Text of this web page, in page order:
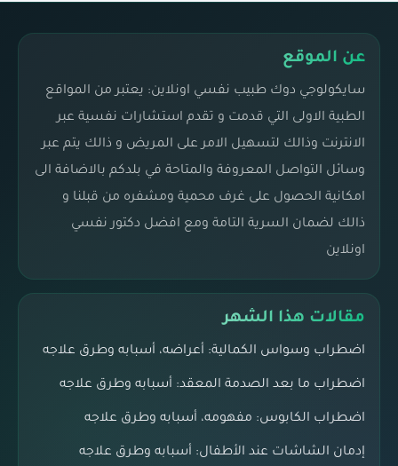
عن الموقع
سايكولوجي دوك طبيب نفسي اونلاين: يعتبر من المواقع
الطبية الاولى التي قدمت و تقدم استشارات نفسية عبر
الانترنت وذالك لتسهيل الامر على المريض و ذالك يتم عبر
وسائل التواصل المعروفة والمتاحة في بلدكم بالاضافة الى
امكانية الحصول على غرف محمية ومشفره من قبلنا و
ذالك لضمان السرية التامة ومع افضل دكتور نفسي
اونلاين
مقالات هذا الشهر
اضطراب وسواس الكمالية: أعراضه، أسبابه وطرق علاجه
اضطراب ما بعد الصدمة المعقد: أسبابه وطرق علاجه
اضطراب الكابوس: مفهومه، أسبابه وطرق علاجه
إدمان الشاشات عند الأطفال: أسبابه وطرق علاجه